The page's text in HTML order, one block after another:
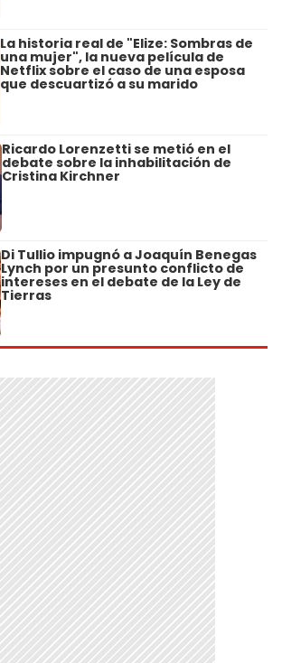
La historia real de "Elize: Sombras de
una mujer", la nueva película de
Netflix sobre el caso de una esposa
que descuartizó a su marido
Ricardo Lorenzetti se metió en el
debate sobre la inhabilitación de
Cristina Kirchner
Di Tullio impugnó a Joaquín Benegas
Lynch por un presunto conflicto de
intereses en el debate de la Ley de
Tierras